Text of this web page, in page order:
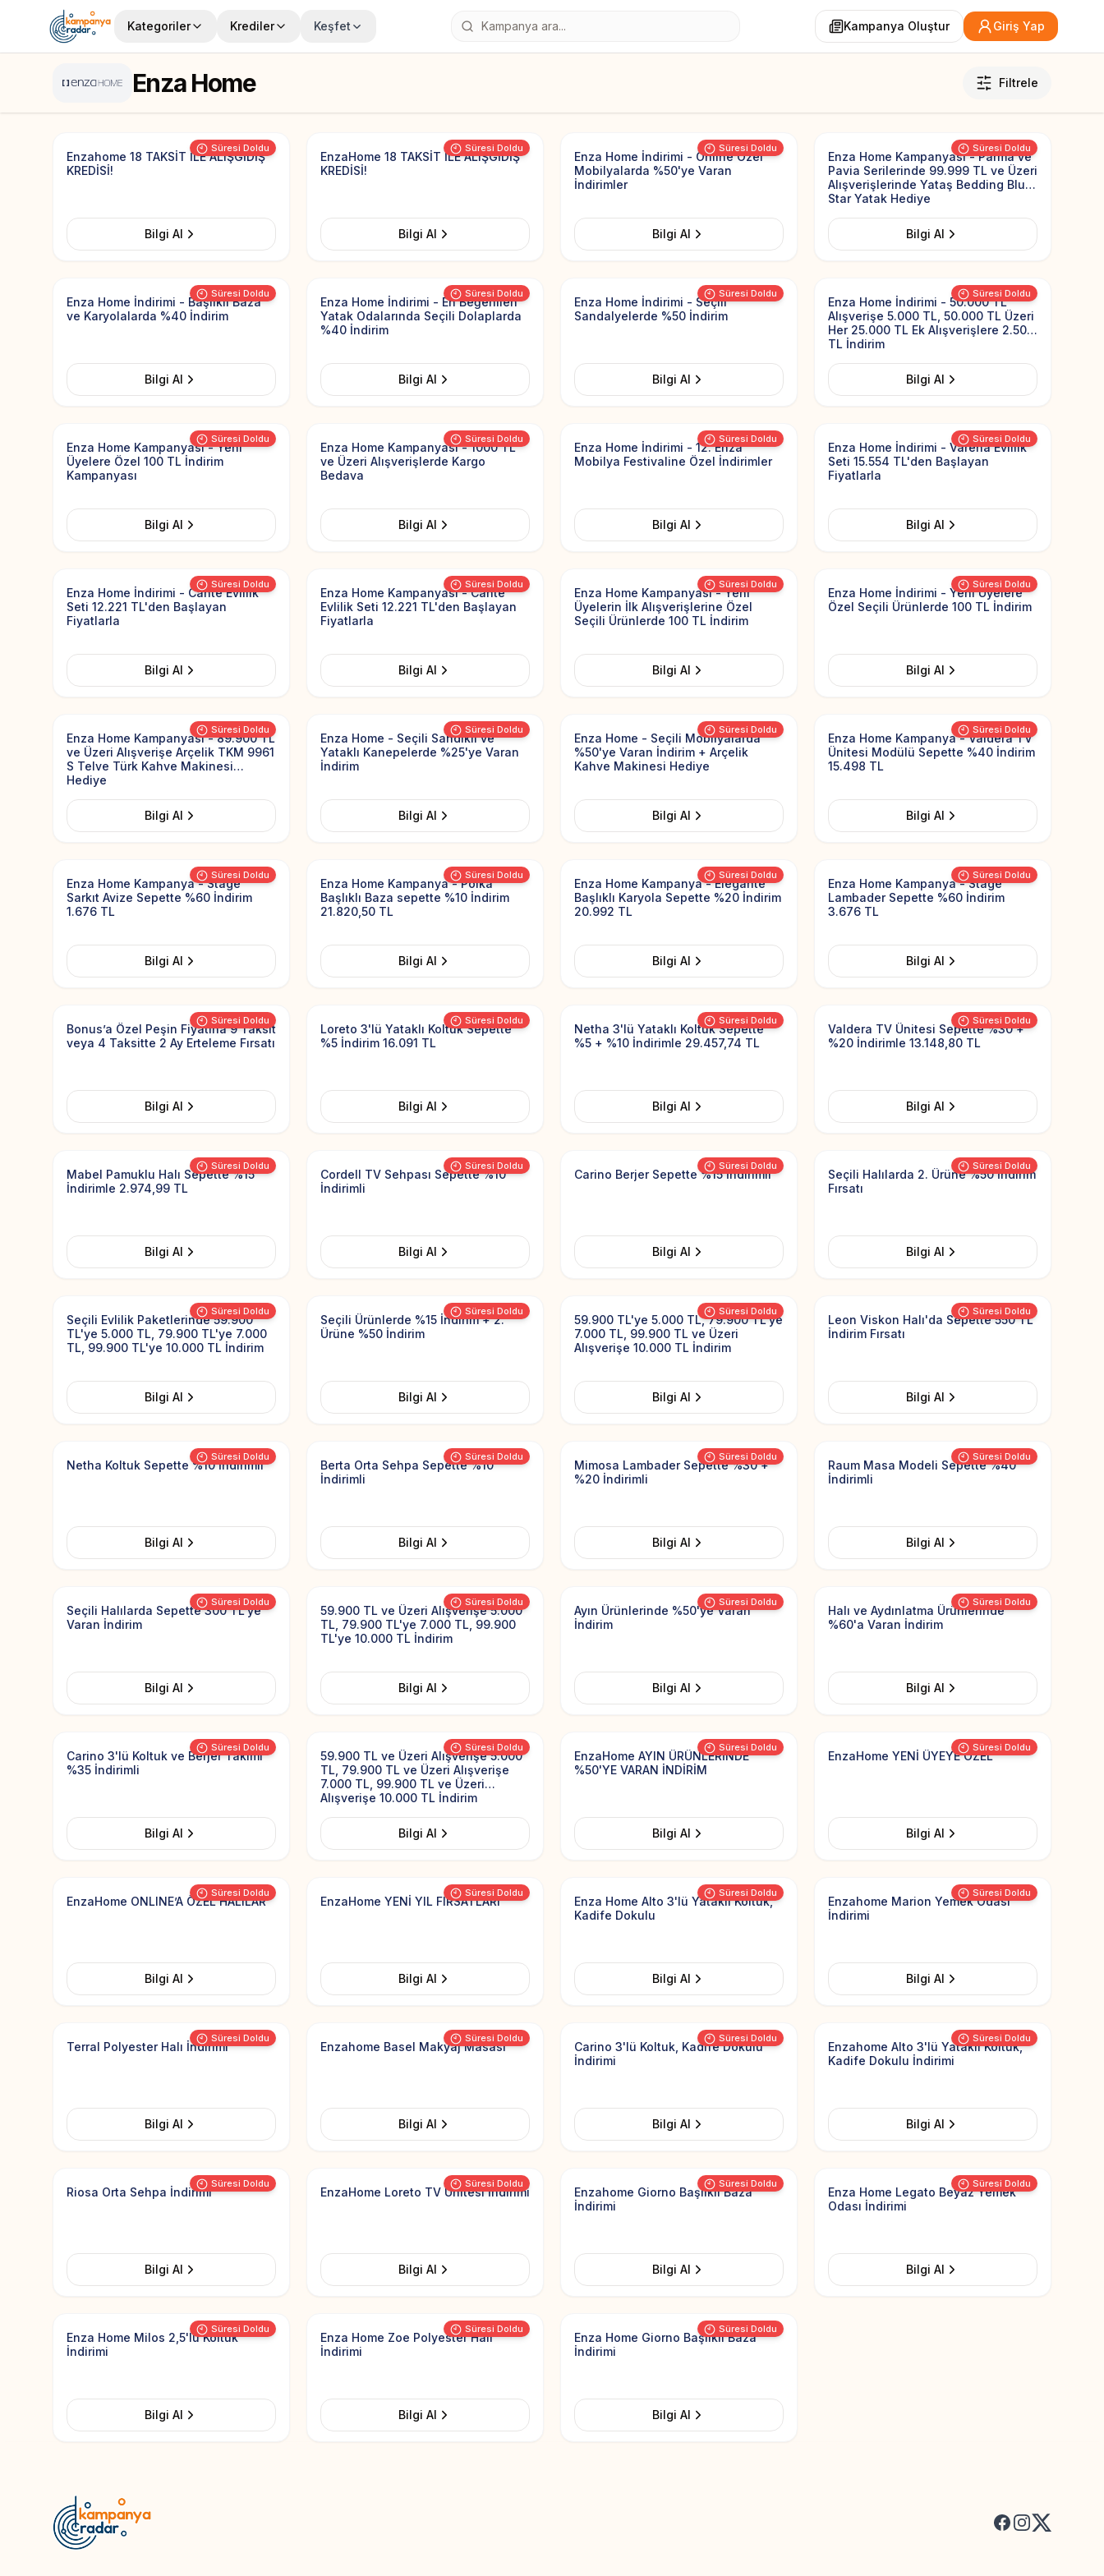
Kategoriler Krediler Keşfet Kampanya Oluştur Giriş Yap
Enza Home Filtrele
Süresi Doldu
Enzahome 18 TAKSİT İLE ALIŞGİDİŞ
KREDİSİ!
Bilgi Al
Süresi Doldu
EnzaHome 18 TAKSİT İLE ALIŞGİDİŞ
KREDİSİ!
Bilgi Al
Süresi Doldu
Enza Home İndirimi - Online Özel
Mobilyalarda %50'ye Varan
İndirimler
Bilgi Al
Süresi Doldu
Enza Home Kampanyası - Parma ve
Pavia Serilerinde 99.999 TL ve Üzeri
Alışverişlerinde Yataş Bedding Blue
Star Yatak Hediye
Bilgi Al
Süresi Doldu
Add to Favorites
Enza Home İndirimi - Başlıklı Baza
ve Karyolalarda %40 İndirim
Bilgi Al
Süresi Doldu
Add to Favorites
Enza Home İndirimi - En Beğenilen
Yatak Odalarında Seçili Dolaplarda
%40 İndirim
Bilgi Al
Süresi Doldu
Add to Favorites
Enza Home İndirimi - Seçili
Sandalyelerde %50 İndirim
Bilgi Al
Süresi Doldu
Add to
Enza Home İndirimi - 50.000 TL
Alışverişe 5.000 TL, 50.000 TL Üzeri
Her 25.000 TL Ek Alışverişlere 2.500
TL İndirim
Bilgi Al
Süresi Doldu
Add to Favorites
Enza Home Kampanyası - Yeni
Üyelere Özel 100 TL İndirim
Kampanyası
Bilgi Al
Süresi Doldu
Add to Favorites
Enza Home Kampanyası - 1000 TL
ve Üzeri Alışverişlerde Kargo
Bedava
Bilgi Al
Süresi Doldu
Add to Favorites
Enza Home İndirimi - 12. Enza
Mobilya Festivaline Özel İndirimler
Bilgi Al
Süresi Doldu
Add to
Enza Home İndirimi - Varena Evlilik
Seti 15.554 TL'den Başlayan
Fiyatlarla
Bilgi Al
Süresi Doldu
Add to Favorites
Enza Home İndirimi - Cante Evlilik
Seti 12.221 TL'den Başlayan
Fiyatlarla
Bilgi Al
Süresi Doldu
Add to Favorites
Enza Home Kampanyası - Cante
Evlilik Seti 12.221 TL'den Başlayan
Fiyatlarla
Bilgi Al
Süresi Doldu
Add to Favorites
Enza Home Kampanyası - Yeni
Üyelerin İlk Alışverişlerine Özel
Seçili Ürünlerde 100 TL İndirim
Bilgi Al
Süresi Doldu
Add to
Enza Home İndirimi - Yeni Üyelere
Özel Seçili Ürünlerde 100 TL İndirim
Bilgi Al
Süresi Doldu
Add to Favorites
Enza Home Kampanyası - 89.900 TL
ve Üzeri Alışverişe Arçelik TKM 9961
S Telve Türk Kahve Makinesi
Hediye
Bilgi Al
Süresi Doldu
Add to Favorites
Enza Home - Seçili Sandıklı ve
Yataklı Kanepelerde %25'ye Varan
İndirim
Bilgi Al
Süresi Doldu
Add to Favorites
Enza Home - Seçili Mobilyalarda
%50'ye Varan İndirim + Arçelik
Kahve Makinesi Hediye
Bilgi Al
Süresi Doldu
Add to
Enza Home Kampanya - Valdera TV
Ünitesi Modülü Sepette %40 İndirim
15.498 TL
Bilgi Al
Süresi Doldu
Add to Favorites
Enza Home Kampanya - Stage
Sarkıt Avize Sepette %60 İndirim
1.676 TL
Bilgi Al
Süresi Doldu
Add to Favorites
Enza Home Kampanya - Polka
Başlıklı Baza sepette %10 İndirim
21.820,50 TL
Bilgi Al
Süresi Doldu
Add to Favorites
Enza Home Kampanya - Elegante
Başlıklı Karyola Sepette %20 İndirim
20.992 TL
Bilgi Al
Süresi Doldu
Add to
Enza Home Kampanya - Stage
Lambader Sepette %60 İndirim
3.676 TL
Bilgi Al
Süresi Doldu
Add to Favorites
Bonus’a Özel Peşin Fiyatına 9 Taksit
veya 4 Taksitte 2 Ay Erteleme Fırsatı
Bilgi Al
Süresi Doldu
Add to Favorites
Loreto 3'lü Yataklı Koltuk Sepette
%5 İndirim 16.091 TL
Bilgi Al
Süresi Doldu
Add to Favorites
Netha 3'lü Yataklı Koltuk Sepette
%5 + %10 İndirimle 29.457,74 TL
Bilgi Al
Süresi Doldu
Add to
Valdera TV Ünitesi Sepette %30 +
%20 İndirimle 13.148,80 TL
Bilgi Al
Süresi Doldu
Add to Favorites
Mabel Pamuklu Halı Sepette %15
İndirimle 2.974,99 TL
Bilgi Al
Süresi Doldu
Add to Favorites
Cordell TV Sehpası Sepette %10
İndirimli
Bilgi Al
Süresi Doldu
Add to Favorites
Carino Berjer Sepette %15 İndirimli
Bilgi Al
Süresi Doldu
Add to
Seçili Halılarda 2. Ürüne %50 İndirim
Fırsatı
Bilgi Al
Süresi Doldu
Add to Favorites
Seçili Evlilik Paketlerinde 59.900
TL'ye 5.000 TL, 79.900 TL'ye 7.000
TL, 99.900 TL'ye 10.000 TL İndirim
Bilgi Al
Süresi Doldu
Add to Favorites
Seçili Ürünlerde %15 İndirim + 2.
Ürüne %50 İndirim
Bilgi Al
Süresi Doldu
Add to Favorites
59.900 TL'ye 5.000 TL, 79.900 TL'ye
7.000 TL, 99.900 TL ve Üzeri
Alışverişe 10.000 TL İndirim
Bilgi Al
Süresi Doldu
Add to
Leon Viskon Halı'da Sepette 550 TL
İndirim Fırsatı
Bilgi Al
Süresi Doldu
Add to Favorites
Netha Koltuk Sepette %10 İndirimli
Bilgi Al
Süresi Doldu
Add to Favorites
Berta Orta Sehpa Sepette %10
İndirimli
Bilgi Al
Süresi Doldu
Add to Favorites
Mimosa Lambader Sepette %30 +
%20 İndirimli
Bilgi Al
Süresi Doldu
Add to
Raum Masa Modeli Sepette %40
İndirimli
Bilgi Al
Süresi Doldu
Add to Favorites
Seçili Halılarda Sepette 300 TL'ye
Varan İndirim
Bilgi Al
Süresi Doldu
Add to Favorites
59.900 TL ve Üzeri Alışverişe 5.000
TL, 79.900 TL'ye 7.000 TL, 99.900
TL'ye 10.000 TL İndirim
Bilgi Al
Süresi Doldu
Add to Favorites
Ayın Ürünlerinde %50'ye Varan
İndirim
Bilgi Al
Süresi Doldu
Add to
Halı ve Aydınlatma Ürünlerinde
%60'a Varan İndirim
Bilgi Al
Süresi Doldu
Add to Favorites
Carino 3'lü Koltuk ve Berjer Takımı
%35 İndirimli
Bilgi Al
Süresi Doldu
Add to Favorites
59.900 TL ve Üzeri Alışverişe 5.000
TL, 79.900 TL ve Üzeri Alışverişe
7.000 TL, 99.900 TL ve Üzeri
Alışverişe 10.000 TL İndirim
Bilgi Al
Süresi Doldu
Add to Favorites
EnzaHome AYIN ÜRÜNLERİNDE
%50'YE VARAN İNDİRİM
Bilgi Al
Süresi Doldu
Add to
EnzaHome YENİ ÜYEYE ÖZEL
Bilgi Al
Süresi Doldu
Add to Favorites
EnzaHome ONLINE’A ÖZEL HALILAR
Bilgi Al
Süresi Doldu
Add to Favorites
EnzaHome YENİ YIL FIRSATLARI
Bilgi Al
Süresi Doldu
Add to Favorites
Enza Home Alto 3'lü Yataklı Koltuk,
Kadife Dokulu
Bilgi Al
Süresi Doldu
Add to
Enzahome Marion Yemek Odası
İndirimi
Bilgi Al
Süresi Doldu
Add to Favorites
Terral Polyester Halı İndirimi
Bilgi Al
Süresi Doldu
Add to Favorites
Enzahome Basel Makyaj Masası
Bilgi Al
Süresi Doldu
Add to Favorites
Carino 3'lü Koltuk, Kadife Dokulu
İndirimi
Bilgi Al
Süresi Doldu
Add to
Enzahome Alto 3'lü Yataklı Koltuk,
Kadife Dokulu İndirimi
Bilgi Al
Süresi Doldu
Add to Favorites
Riosa Orta Sehpa İndirimi
Bilgi Al
Süresi Doldu
Add to Favorites
EnzaHome Loreto TV Ünitesi İndirimi
Bilgi Al
Süresi Doldu
Add to Favorites
Enzahome Giorno Başlıklı Baza
İndirimi
Bilgi Al
Süresi Doldu
Add to
Enza Home Legato Beyaz Yemek
Odası İndirimi
Bilgi Al
Süresi Doldu
Add to Favorites
Enza Home Milos 2,5'lu Koltuk
İndirimi
Bilgi Al
Süresi Doldu
Add to Favorites
Enza Home Zoe Polyester Halı
İndirimi
Bilgi Al
Süresi Doldu
Add to Favorites
Enza Home Giorno Başlıklı Baza
İndirimi
Bilgi Al
Facebook
Instagram
X